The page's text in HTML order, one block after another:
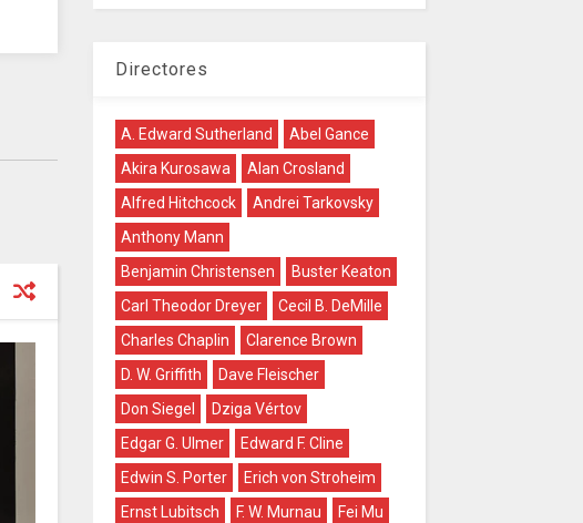
Directores
A. Edward Sutherland
Abel Gance
Akira Kurosawa
Alan Crosland
Alfred Hitchcock
Andrei Tarkovsky
Anthony Mann
Benjamin Christensen
Buster Keaton
Carl Theodor Dreyer
Cecil B. DeMille
Charles Chaplin
Clarence Brown
D. W. Griffith
Dave Fleischer
Don Siegel
Dziga Vértov
Edgar G. Ulmer
Edward F. Cline
Edwin S. Porter
Erich von Stroheim
Ernst Lubitsch
F. W. Murnau
Fei Mu